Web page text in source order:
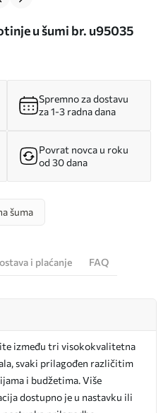
u šumi br. u95035
Spremno za dostavu
za 1-3 radna dana
Povrat novca u roku
od 30 dana
šuma
i plaćanje FAQ
između tri visokokvalitetna
svaki prilagođen različitim
i budžetima. Više
dostupno je u nastavku ili